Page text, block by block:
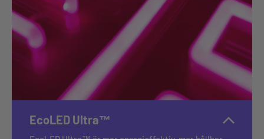
EcoLED Ultra™